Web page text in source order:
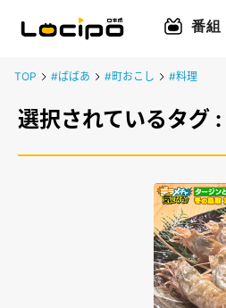
番組
TOP #ばばあ #町おこし #料理
選択されているタグ :